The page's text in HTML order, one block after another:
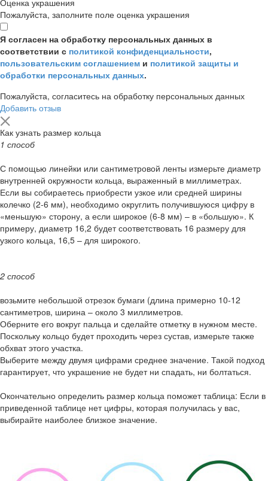
Оценка украшения
Пожалуйста, заполните поле оценка украшения
Я согласен на обработку персональных данных в
соответствии с политикой конфиденциальности,
пользовательским соглашением и политикой защиты и
обработки персональных данных.
Пожалуйста, согласитесь на обработку персональных данных
Добавить отзыв
Как узнать размер кольца
1 способ
С помощью линейки или сантиметровой ленты измерьте диаметр
внутренней окружности кольца, выраженный в миллиметрах.
Если вы собираетесь приобрести узкое или средней ширины
колечко (2-6 мм), необходимо округлить получившуюся цифру в
«меньшую» сторону, а если широкое (6-8 мм) – в «большую». К
примеру, диаметр 16,2 будет соответствовать 16 размеру для
узкого кольца, 16,5 – для широкого.
2 способ
возьмите небольшой отрезок бумаги (длина примерно 10-12
сантиметров, ширина – около 3 миллиметров.
Оберните его вокруг пальца и сделайте отметку в нужном месте.
Поскольку кольцо будет проходить через сустав, измерьте также
обхват этого участка.
Выберите между двумя цифрами среднее значение. Такой подход
гарантирует, что украшение не будет ни спадать, ни болтаться.
Окончательно определить размер кольца поможет таблица: Если в
приведенной таблице нет цифры, которая получилась у вас,
выбирайте наиболее близкое значение.